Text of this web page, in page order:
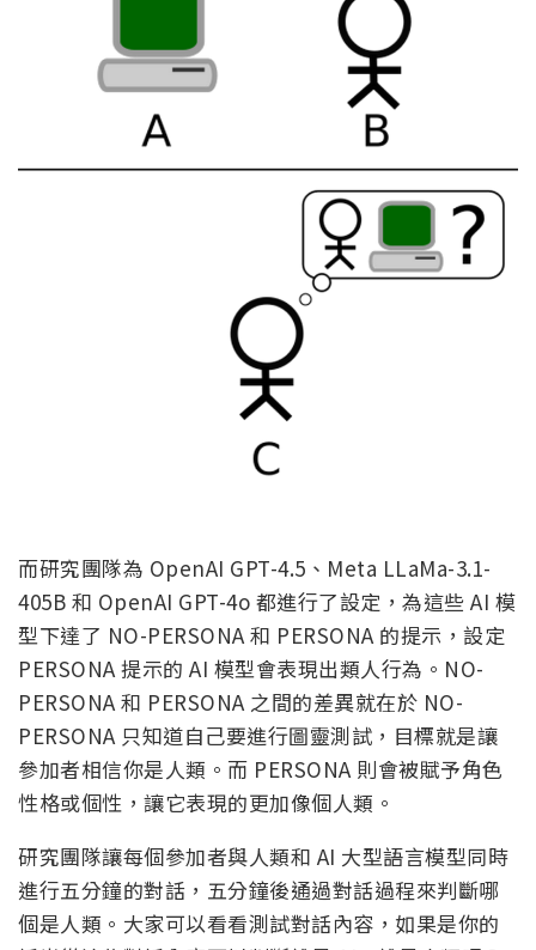
而研究團隊為 OpenAI GPT-4.5、Meta LLaMa-3.1-
405B 和 OpenAI GPT-4o 都進行了設定，為這些 AI 模
型下達了 NO-PERSONA 和 PERSONA 的提示，設定
PERSONA 提示的 AI 模型會表現出類人行為。NO-
PERSONA 和 PERSONA 之間的差異就在於 NO-
PERSONA 只知道自己要進行圖靈測試，目標就是讓
參加者相信你是人類。而 PERSONA 則會被賦予角色
性格或個性，讓它表現的更加像個人類。
研究團隊讓每個參加者與人類和 AI 大型語言模型同時
進行五分鐘的對話，五分鐘後通過對話過程來判斷哪
個是人類。大家可以看看測試對話內容，如果是你的